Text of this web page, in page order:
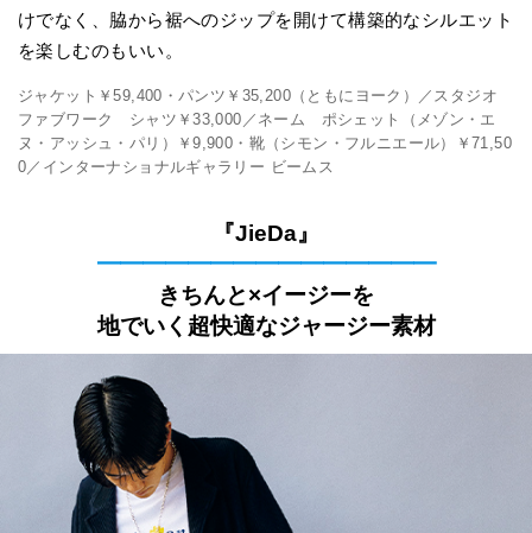
けでなく、脇から裾へのジップを開けて構築的なシルエット
を楽しむのもいい。
ジャケット￥59,400・パンツ￥35,200（ともにヨーク）／スタジオ
ファブワーク シャツ￥33,000／ネーム ポシェット（メゾン・エ
ヌ・アッシュ・パリ）￥9,900・靴（シモン・フルニエール）￥71,50
0／インターナショナルギャラリー ビームス
『JieDa』
━━━━━━━━━━━━━━━
きちんと×イージーを
地でいく超快適なジャージー素材